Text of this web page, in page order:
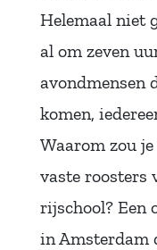
Helemaal niet
al om zeven
avondmensen
komen,
Waarom zou
vaste roosters
rijschool? Een
in Amsterdam